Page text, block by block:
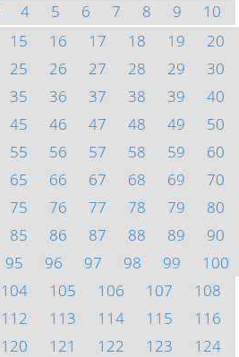
4 5 6 7 8 9
10
15 16 17 18 19
20
25 26 27 28 29
30
35 36 37 38 39
40
45 46 47 48 49
50
55 56 57 58 59
60
65 66 67 68 69
70
75 76 77 78 79
80
85 86 87 88 89
90
95 96 97 98 99
100
104 105 106 107
108
112 113 114 115
116
120 121 122 123
124